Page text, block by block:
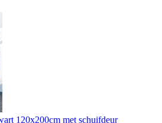
120x200cm met schuifdeur